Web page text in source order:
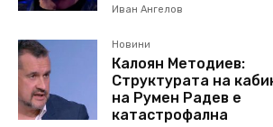
Иван Ангелов
Новини
Калоян Методиев:
Структурата на
на Румен Радев е
катастрофална